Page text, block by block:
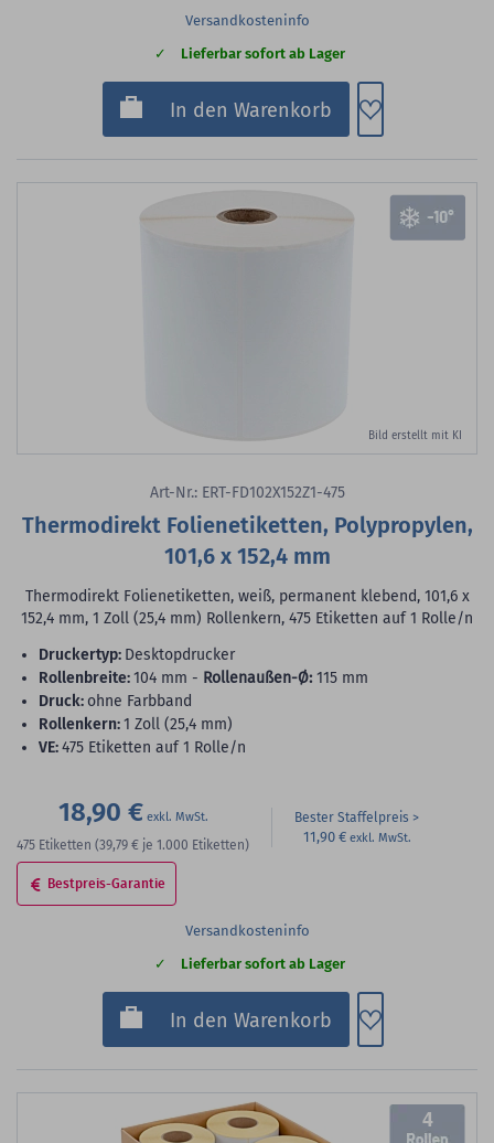
Versandkosteninfo
Lieferbar sofort ab Lager
In den Warenkorb Zum
Bild erstellt mit KI
Art-Nr.: ERT-FD102X152Z1-475
Thermodirekt Folienetiketten, Polypropylen,
101,6 x 152,4 mm
Thermodirekt Folienetiketten, weiß, permanent klebend, 101,6 x
152,4 mm, 1 Zoll (25,4 mm) Rollenkern, 475 Etiketten auf 1 Rolle/n
Druckertyp: Desktopdrucker
Rollenbreite:104 mm - Rollenaußen-Ø: 115 mm
Druck: ohne Farbband
Rollenkern:1 Zoll (25,4 mm)
VE:475 Etiketten auf 1 Rolle/n
18,90 €
475 Etiketten (39,79 € je 1.000 Etiketten)
Bester Staffelpreis
11,90 €
Bestpreis-Garantie
Versandkosteninfo
Lieferbar sofort ab Lager
In den Warenkorb Zum
4